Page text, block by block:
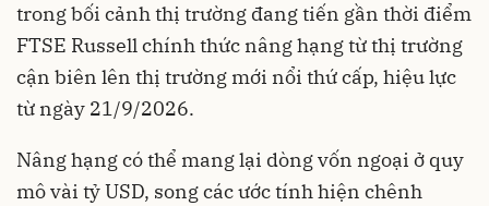
trong bối cảnh thị trường đang tiến gần thời điểm
FTSE Russell chính thức nâng hạng từ thị trường
cận biên lên thị trường mới nổi thứ cấp, hiệu lực
từ ngày 21/9/2026.
Nâng hạng có thể mang lại dòng vốn ngoại ở quy
mô vài tỷ USD, song các ước tính hiện chênh